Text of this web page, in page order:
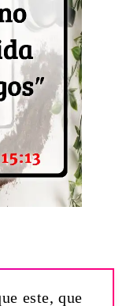
este, que